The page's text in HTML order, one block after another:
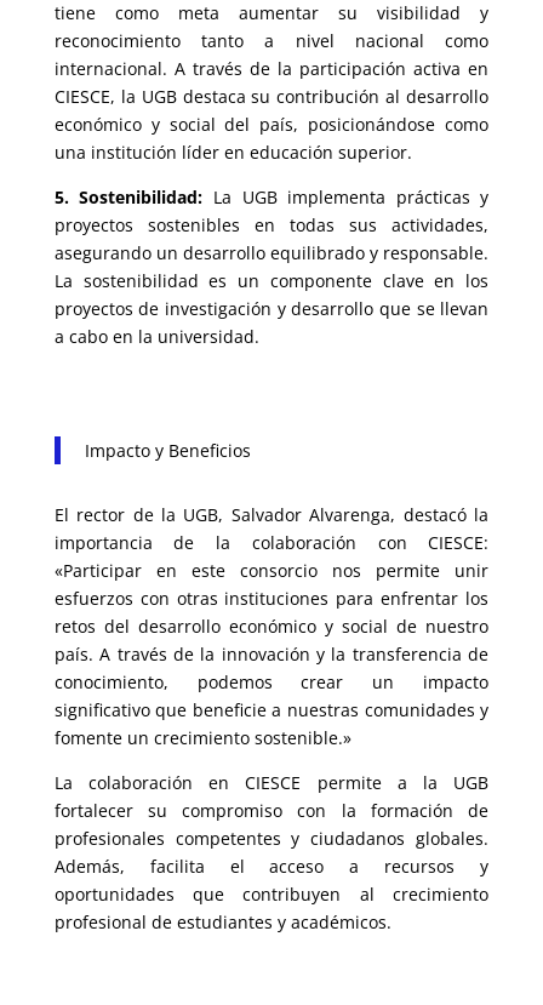
tiene como meta aumentar su visibilidad y
reconocimiento tanto a nivel nacional como
internacional. A través de la participación activa en
CIESCE, la UGB destaca su contribución al desarrollo
económico y social del país, posicionándose como
una institución líder en educación superior.
5. Sostenibilidad: La UGB implementa prácticas y
proyectos sostenibles en todas sus actividades,
asegurando un desarrollo equilibrado y responsable.
La sostenibilidad es un componente clave en los
proyectos de investigación y desarrollo que se llevan
a cabo en la universidad.
Impacto y Beneficios
El rector de la UGB, Salvador Alvarenga, destacó la
importancia de la colaboración con CIESCE:
«Participar en este consorcio nos permite unir
esfuerzos con otras instituciones para enfrentar los
retos del desarrollo económico y social de nuestro
país. A través de la innovación y la transferencia de
conocimiento, podemos crear un impacto
significativo que beneficie a nuestras comunidades y
fomente un crecimiento sostenible.»
La colaboración en CIESCE permite a la UGB
fortalecer su compromiso con la formación de
profesionales competentes y ciudadanos globales.
Además, facilita el acceso a recursos y
oportunidades que contribuyen al crecimiento
profesional de estudiantes y académicos.